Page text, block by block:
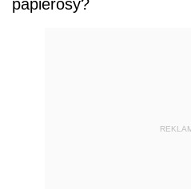
papierosy?